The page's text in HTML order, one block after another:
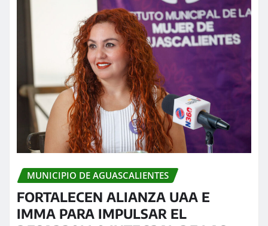
MUNICIPIO DE AGUASCALIENTES
FORTALECEN ALIANZA UAA E
IMMA PARA IMPULSAR EL